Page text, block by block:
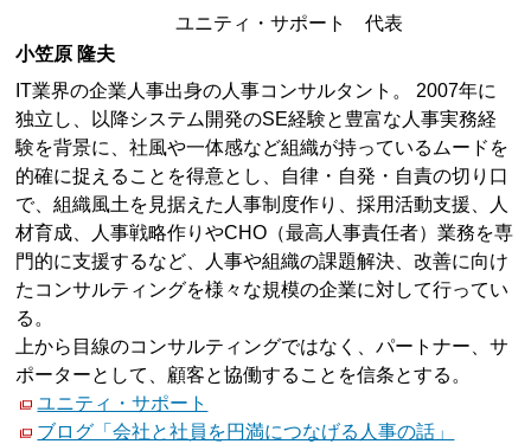
ユニティ・サポート 代表
小笠原 隆夫
IT業界の企業人事出身の人事コンサルタント。 2007年に
独立し、以降システム開発のSE経験と豊富な人事実務経
験を背景に、社風や一体感など組織が持っているムードを
的確に捉えることを得意とし、自律・自発・自責の切り口
で、組織風土を見据えた人事制度作り、採用活動支援、人
材育成、人事戦略作りやCHO（最高人事責任者）業務を専
門的に支援するなど、人事や組織の課題解決、改善に向け
たコンサルティングを様々な規模の企業に対して行ってい
る。
上から目線のコンサルティングではなく、パートナー、サ
ポーターとして、顧客と協働することを信条とする。
ユニティ・サポート
ブログ「会社と社員を円満につなげる人事の話」